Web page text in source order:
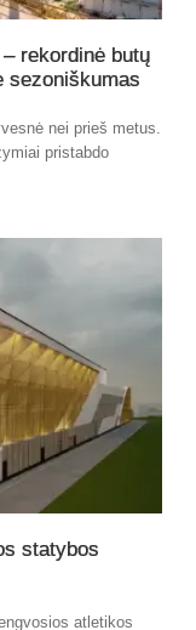
rekordinė butų
sezoniškumas
nei prieš metus.
pristabdo
statybos
atletikos